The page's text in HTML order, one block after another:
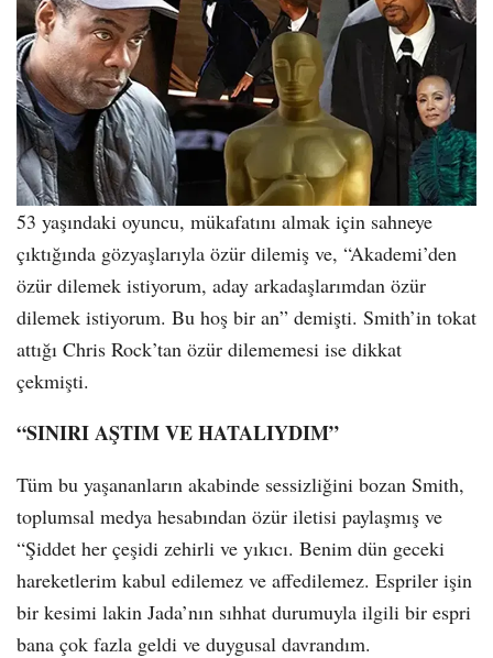
53 yaşındaki oyuncu, mükafatını almak için sahneye
çıktığında gözyaşlarıyla özür dilemiş ve, “Akademi’den
özür dilemek istiyorum, aday arkadaşlarımdan özür
dilemek istiyorum. Bu hoş bir an” demişti. Smith’in tokat
attığı Chris Rock’tan özür dilememesi ise dikkat
çekmişti.
“SINIRI AŞTIM VE HATALIYDIM”
Tüm bu yaşananların akabinde sessizliğini bozan Smith,
toplumsal medya hesabından özür iletisi paylaşmış ve
“Şiddet her çeşidi zehirli ve yıkıcı. Benim dün geceki
hareketlerim kabul edilemez ve affedilemez. Espriler işin
bir kesimi lakin Jada’nın sıhhat durumuyla ilgili bir espri
bana çok fazla geldi ve duygusal davrandım.